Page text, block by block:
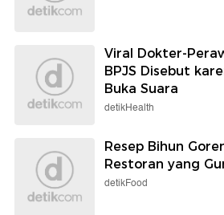
Viral Dokter-
BPJS Disebut
Buka Suara
detikHealth
Resep Bihun
Restoran yang
detikFood